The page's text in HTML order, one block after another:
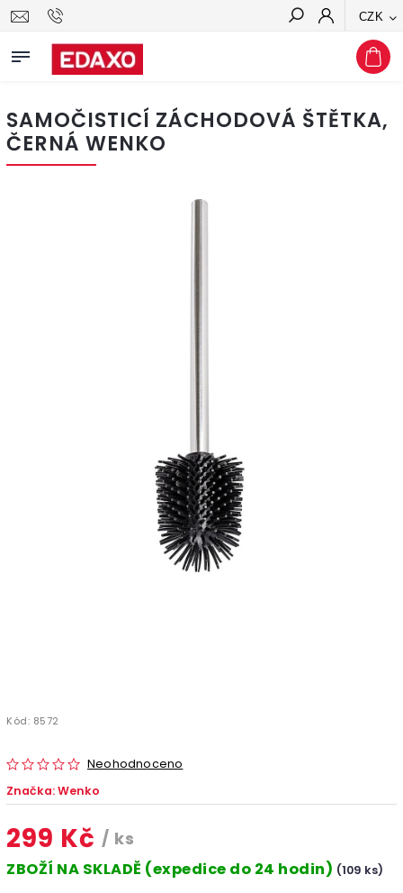
CZK
Hledat
SAMOČISTICÍ ZÁCHODOVÁ ŠTĚTKA,
ČERNÁ WENKO
Kód: 8572
Neohodnoceno
Značka:Wenko
299 Kč / ks
ZBOŽÍ NA SKLADĚ (expedice do 24 hodin) (109 ks)